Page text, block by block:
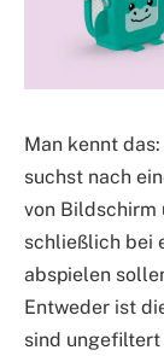
Man kennt
suchst nach
von Bildschirm
schließlich bei
abspielen
Entweder ist
sind